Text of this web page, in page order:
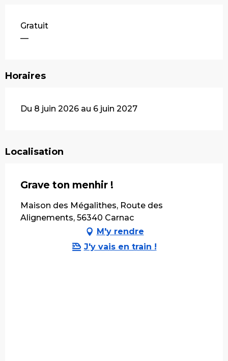
Gratuit
—
Horaires
Du 8 juin 2026 au 6 juin 2027
Localisation
Grave ton menhir !
Maison des Mégalithes, Route des
Alignements, 56340 Carnac
M'y rendre
J'y vais en train !